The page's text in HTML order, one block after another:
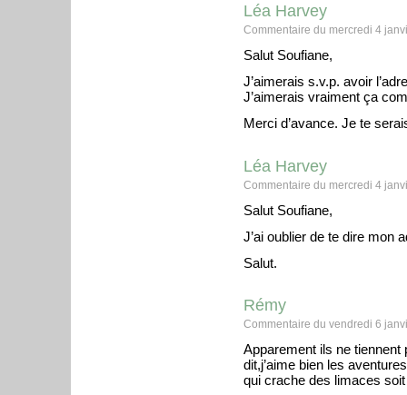
Léa Harvey
Commentaire du mercredi 4
Salut Soufiane,
J’aimerais s.v.p. avoir
J’aimerais vraiment ça
Merci d’avance. Je te
Léa Harvey
Commentaire du mercredi 4
Salut Soufiane,
J’ai oublier de te dire mon
Salut.
Rémy
Commentaire du vendredi 6
Apparement ils ne
dit,j’aime bien les
qui crache des limaces